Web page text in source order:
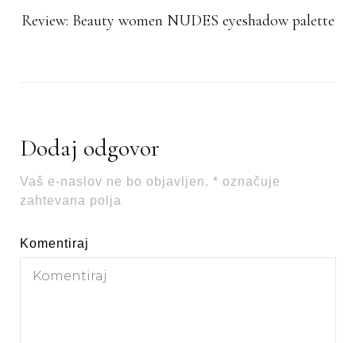
Review: Beauty women NUDES eyeshadow palette
Dodaj odgovor
Vaš e-naslov ne bo objavljen. * označuje
zahtevana polja
Komentiraj